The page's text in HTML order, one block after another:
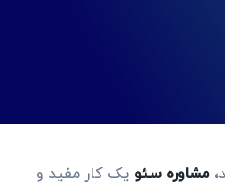
مشاوره سئو یک کار مفید و